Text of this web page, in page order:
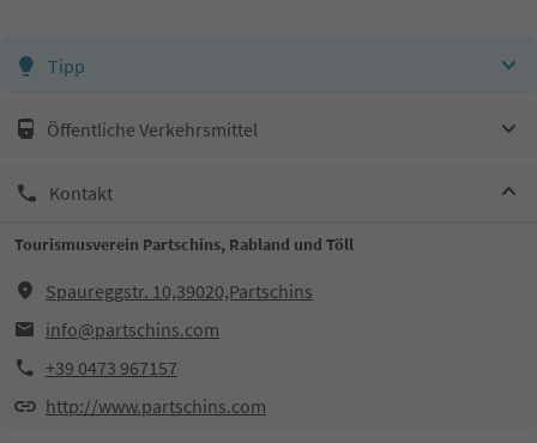
Tipp
Öffentliche Verkehrsmittel
Kontakt
Tourismusverein Partschins, Rabland und Töll
Spaureggstr. 10,39020,Partschins
info@partschins.com
+39 0473 967157
http://www.partschins.com